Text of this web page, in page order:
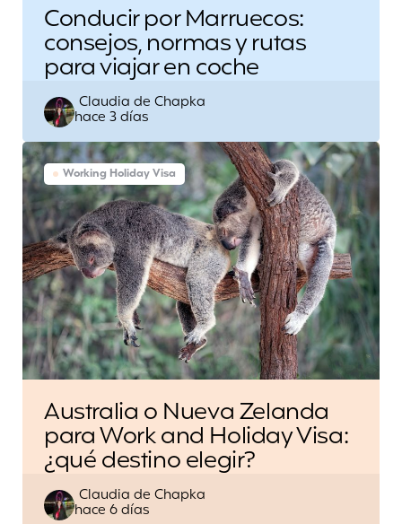
Conducir por Marruecos:
consejos, normas y rutas
para viajar en coche
Escrito
por
Claudia de Chapka
hace 3 días
Working Holiday Visa
Australia o Nueva Zelanda
para Work and Holiday Visa:
¿qué destino elegir?
Escrito
por
Claudia de Chapka
hace 6 días